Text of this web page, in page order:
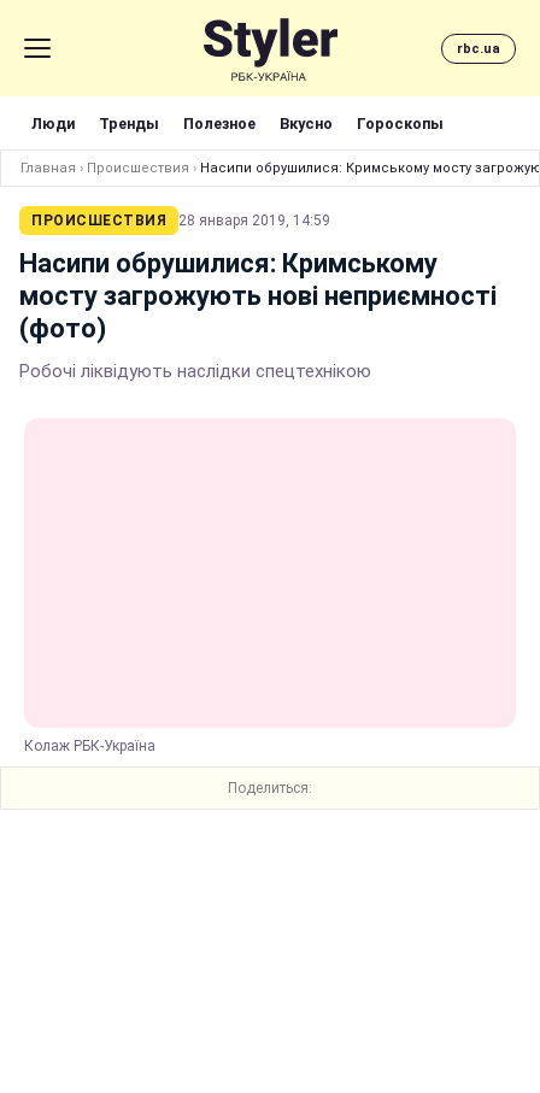
rbc.ua
Люди Тренды Полезное Вкусно Гороскопы
Главная › Происшествия › Насипи обрушилися: Кримському мосту
ПРОИСШЕСТВИЯ 28 января 2019, 14:59
Насипи обрушилися: Кримському
мосту загрожують нові неприємності
(фото)
Робочі ліквідують наслідки спецтехнікою
Колаж РБК-Україна
Поделиться: